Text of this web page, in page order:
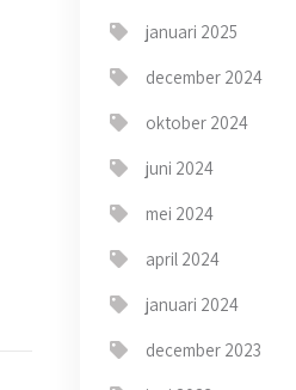
januari 2025
december 2024
oktober 2024
juni 2024
mei 2024
april 2024
januari 2024
december 2023